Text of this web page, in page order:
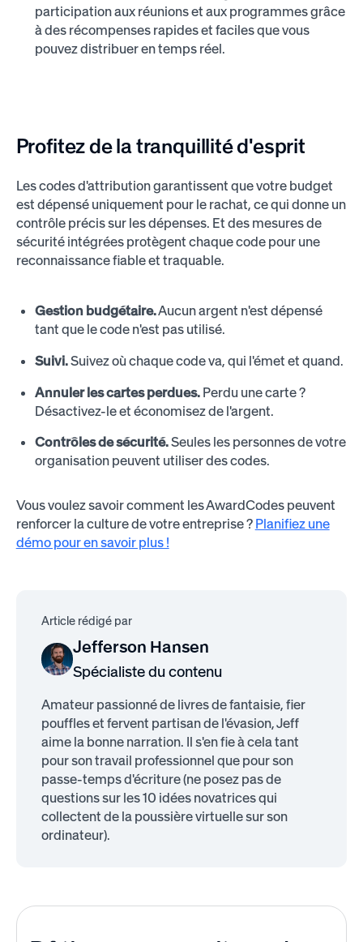
participation aux réunions et aux programmes grâce
à des récompenses rapides et faciles que vous
pouvez distribuer en temps réel.
Profitez de la tranquillité d'esprit
Les codes d'attribution garantissent que votre budget
est dépensé uniquement pour le rachat, ce qui donne un
contrôle précis sur les dépenses. Et des mesures de
sécurité intégrées protègent chaque code pour une
reconnaissance fiable et traquable.
Gestion budgétaire.Aucun argent n'est dépensé
tant que le code n'est pas utilisé.
Suivi.Suivez où chaque code va, qui l'émet et quand.
Annuler les cartes perdues. Perdu une carte ?
Désactivez-le et économisez de l'argent.
Contrôles de sécurité.Seules les personnes de votre
organisation peuvent utiliser des codes.
Vous voulez savoir comment les AwardCodes peuvent
renforcer la culture de votre entreprise ? Planifiez une
démo pour en savoir plus !
Article rédigé par
Jefferson Hansen
Spécialiste du contenu
Amateur passionné de livres de fantaisie, fier
pouffles et fervent partisan de l'évasion, Jeff
aime la bonne narration. Il s'en fie à cela tant
pour son travail professionnel que pour son
passe-temps d'écriture (ne posez pas de
questions sur les 10 idées novatrices qui
collectent de la poussière virtuelle sur son
ordinateur).